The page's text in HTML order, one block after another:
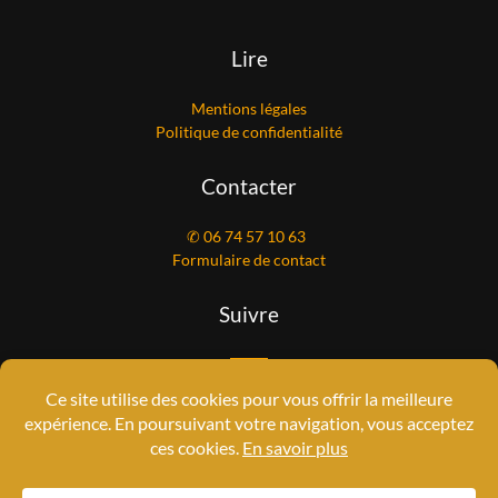
Lire
Mentions légales
Politique de confidentialité
Contacter
✆ 06 74 57 10 63
Formulaire de contact
Suivre